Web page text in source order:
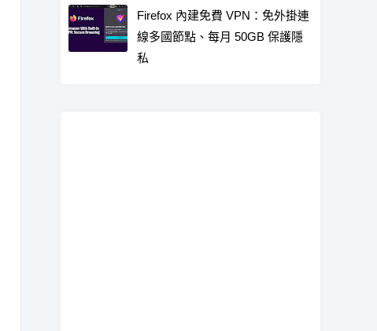
Firefox 內建免費 VPN：免外掛連
線多國節點、每月 50GB 保護隱
私